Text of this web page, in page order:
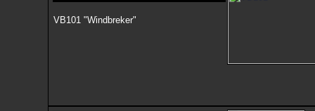
VB101 "Windbreker"